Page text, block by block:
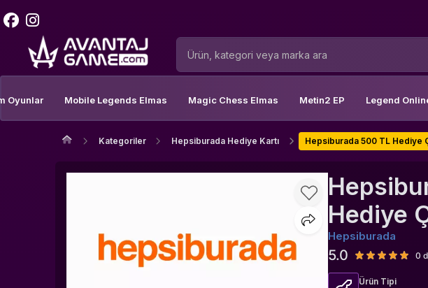
Oyunlar Mobile Legends Elmas Magic Chess Elmas Metin2 EP Legend
Kategoriler Hepsiburada Hediye Kartı Hepsiburada 500 TL Hediye
Hediye
Hepsiburada
5.0 0
Ürün Tipi